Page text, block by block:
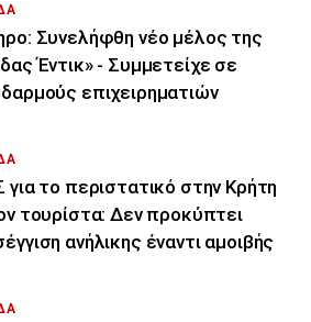
Συνελήφθη νέο μέλος της
Έντικ» - Συμμετείχε σε
επιχειρηματιών
για το περιστατικό στην Κρήτη
τουρίστα: Δεν προκύπτει
ανήλικης έναντι αμοιβής